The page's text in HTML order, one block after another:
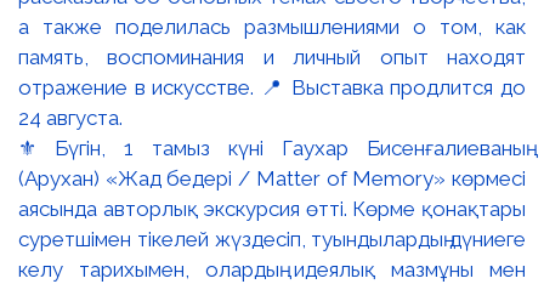
⚜️ Бүгін, 1 тамыз күні Гаухар Бисенғалиеваның
(Арухан) «Жад бедері / Matter of Memory» көрмесі
аясында авторлық экскурсия өтті. Көрме қонақтары
суретшімен тікелей жүздесіп, туындылардың дүниеге
келу тарихымен, олардың идеялық мазмұны мен